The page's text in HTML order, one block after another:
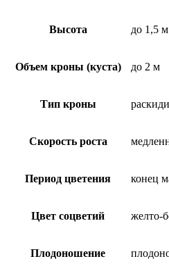
Высота до 1,5 м
Объем кроны (куста) до 2 м
Тип кроны
Скорость роста
Период цветения конец
Цвет соцветий желто-
Плодоношение